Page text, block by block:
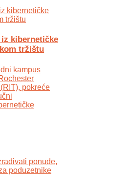
kibernetičke
tržištu
kampus
pokreće